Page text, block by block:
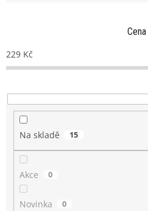
o
d
k
t
Cena
229 Kč
Na skladě 15
Akce 0
Novinka 0